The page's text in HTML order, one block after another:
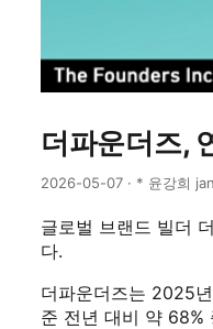
더파운더즈,
2026-05-07 · * 윤강희
글로벌 브랜드 빌더
다.
더파운더즈는 2025
준 전년 대비 약 68%